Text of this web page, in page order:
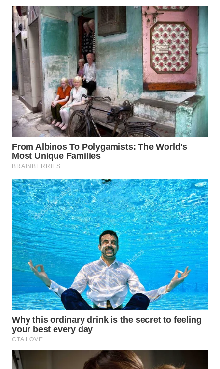
WAHANA
ADVOKAT
WAHANA
INFRASTRUKTUR
WAHANA
KONSUMEN
WAHANA
LISTRIK
WAHANA
TRAVEL
WAHANA
TV
WAHANANEWS
ID
WAHANANEWS
CO ID
WAHANANEWS
NET
WAHANA